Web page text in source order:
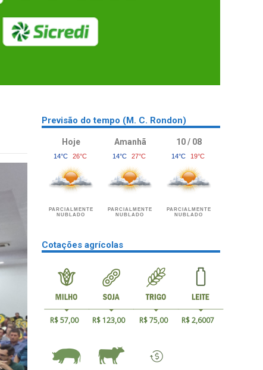
Previsão do tempo (M. C. Rondon)
Hoje
14°C 26°C
PARCIALMENTE
NUBLADO
Amanhã
14°C 27°C
PARCIALMENTE
NUBLADO
10 / 08
14°C 19°C
PARCIALMENTE
NUBLADO
Cotações agrícolas
R$ 57,00 R$ 123,00 R$ 75,00 R$ 2,6007